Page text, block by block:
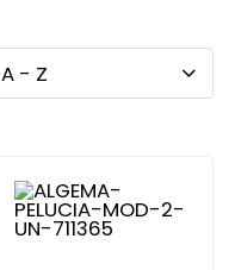
A - Z